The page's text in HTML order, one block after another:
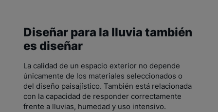
Diseñar para la lluvia también
es diseñar
La calidad de un espacio exterior no depende
únicamente de los materiales seleccionados o
del diseño paisajístico. También está relacionada
con la capacidad de responder correctamente
frente a lluvias, humedad y uso intensivo.